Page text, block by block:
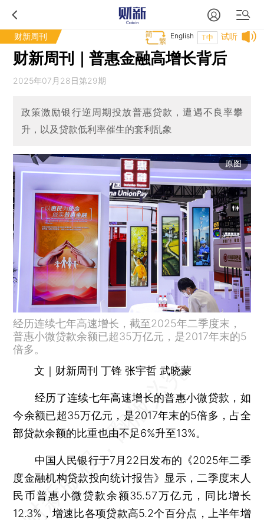
财新周刊 试听
T中
English
财新周刊｜普惠金融高增长背后
2025年07月28日第29期
政策激励银行逆周期投放普惠贷款，遭遇不良率攀
升，以及贷款低利率催生的套利乱象
原图
经历连续七年高速增长，截至2025年二季度末，
普惠小微贷款余额已超35万亿元，是2017年末的5
倍多。
文｜财新周刊 丁锋 张宇哲 武晓蒙
经历了连续七年高速增长的普惠小微贷款，如
今余额已超35万亿元，是2017年末的5倍多，占全
部贷款余额的比重也由不足6%升至13%。
中国人民银行于7月22日发布的《2025年二季
度金融机构贷款投向统计报告》显示，二季度末人
民币普惠小微贷款余额35.57万亿元，同比增长
12.3%，增速比各项贷款高5.2个百分点，上半年增